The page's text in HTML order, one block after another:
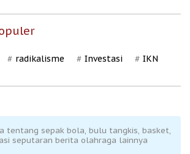
radikalisme Investasi IKN
tentang sepak bola, bulu tangkis, basket,
seputaran berita olahraga lainnya